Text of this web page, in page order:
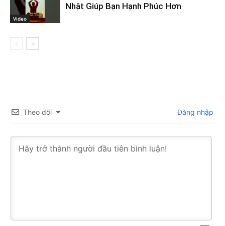
Video
Nhật Giúp Bạn Hạnh Phúc Hơn
Theo dõi Đăng nhập